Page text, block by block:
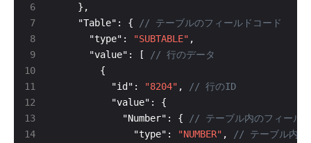
6
7
8
9
10
13
14
    "Table": {
      "type":
"SUBTABLE"
      "value": [
          "id":
"8204" ,
            "Number": {
              "type":
"NUMBER" ,